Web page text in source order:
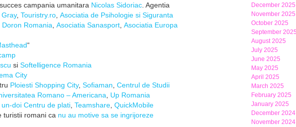
campania umanitara Nicolas Sidoriac . Agentia
Gray, Touristry.ro Asociatia de Psihologie si Siguranta
Romania Asociatia Sanasport Asociatia Europa
“
si Softelligence Romania
City
Ploiesti Shopping City, Sofiaman Centrul de Studii
Romano – Americana
Up Romania
un-doi Centru de plati Teamshare QuickMobile
turistii romani ca nu au motive sa se ingrijoreze
December 2025
November 2025
October 2025
September 2025
August 2025
July 2025
June 2025
May 2025
April 2025
March 2025
February 2025
January 2025
December 2024
November 2024